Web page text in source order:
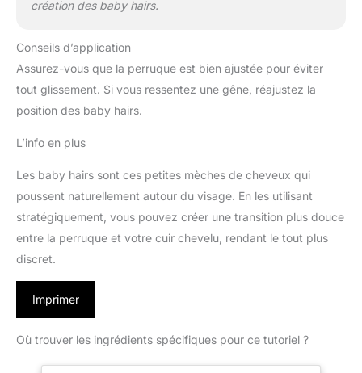
création des baby hairs.
Conseils d’application
Assurez-vous que la perruque est bien ajustée pour éviter
tout glissement. Si vous ressentez une gêne, réajustez la
position des baby hairs.
L’info en plus
Les baby hairs sont ces petites mèches de cheveux qui
poussent naturellement autour du visage. En les utilisant
stratégiquement, vous pouvez créer une transition plus douce
entre la perruque et votre cuir chevelu, rendant le tout plus
discret.
Imprimer
Où trouver les ingrédients spécifiques pour ce tutoriel ?